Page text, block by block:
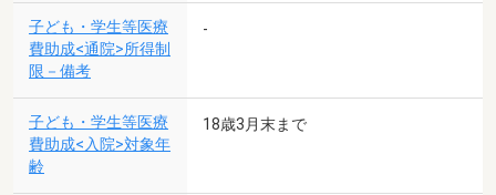
子ども・学生等医療
費助成<通院>所得制
限－備考
-
子ども・学生等医療
費助成<入院>対象年
齢
18歳3月末まで